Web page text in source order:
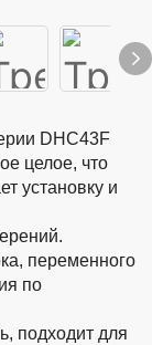
DHC43F
целое, что
установку и
переменного
по
подходит для